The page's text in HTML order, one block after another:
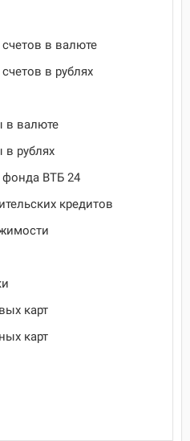
в валюте
в рублях
в валюте
рублях
фонда ВТБ 24
кредитов
карт
карт